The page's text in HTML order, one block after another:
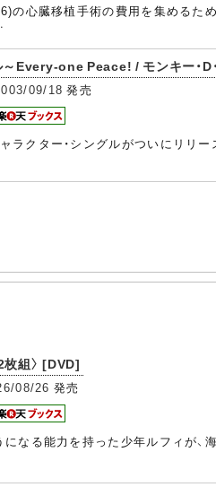
心臓移植手術の費用を集めるた
～Every-one Peace! / モンキー・
09/18 発売
ラクター・シングルがついにリリ
組〉 [DVD]
08/26 発売
なる能力を持った少年ルフィが